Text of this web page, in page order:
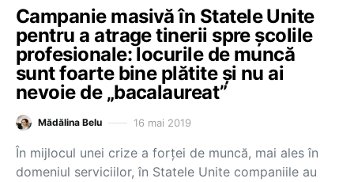
Campanie masivă în Statele Unite
pentru a atrage tinerii spre şcolile
profesionale: locurile de muncă
sunt foarte bine plătite şi nu ai
nevoie de „bacalaureat”
Mădălina Belu 16 mai 2019
În mijlocul unei crize a forţei de muncă, mai ales în
domeniul serviciilor, în Statele Unite companiile au